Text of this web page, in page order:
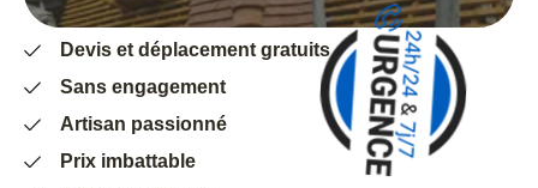
Devis et déplacement gratuits
Sans engagement
Artisan passionné
Prix imbattable